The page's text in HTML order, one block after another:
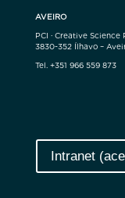
AVEIRO
PCI · Creative Science
3830-352 Ílhavo –
Tel. +351 966 559 873
Intranet